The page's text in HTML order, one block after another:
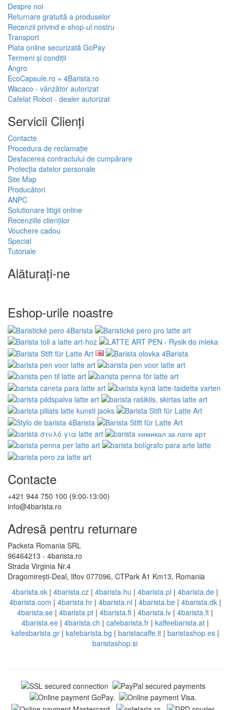
Despre noi
Returnare gratuită a produselor
Recenzii privind e-shop-ul nostru
Transport
Plata online securizată GoPay
Termeni și condiții
Angro
EcoCapsule.ro = 4Barista.ro
Wacaco - vânzător autorizat
Cafelat Robot - dealer autorizat
Servicii Clienţi
Contacte
Procedura de reclamație
Desfacerea contractului de cumpărare
Protecția datelor personale
Site Map
Producători
ANPC
Solutionare litigii online
Recenziile clienților
Vouchere cadou
Special
Tutoriale
Alăturați-ne
Eshop-urile noastre
Contacte
+421 944 750 100 (9:00-13:00)
info@4barista.ro
Adresă pentru returnare
Packeta Romania SRL
96464213 - 4barista.ro
Strada Virginia Nr.4
Dragomirești-Deal, Ilfov 077096, CTPark A1 Km13, Romania
4barista.sk | 4barista.cz | 4barista.hu | 4barista.pl | 4barista.de |
4barista.com | 4barista.hr| 4barista.nl | 4barista.be| 4barista.dk|
4barista.se | 4barista.pt | 4barista.fi | 4barista.lv | 4barista.lt |
4barista.ee| 4barista.ch | cafebarista.fr| kaffeebarista.at|
kafesbarista.gr| kafebarista.bg | baristacaffe.it| baristashop.es|
baristashop.si